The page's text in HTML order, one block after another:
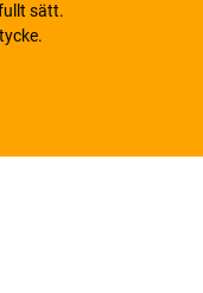
sätt.